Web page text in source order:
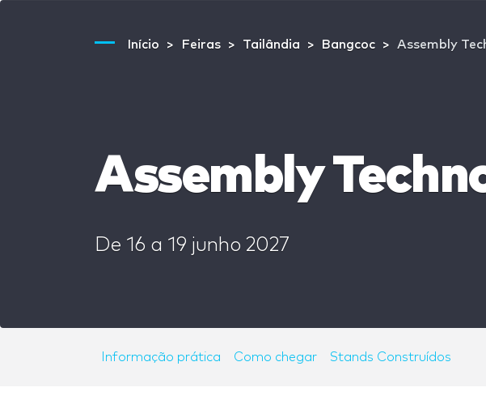
Início Feiras Tailândia Bangcoc Assembly
Assembly
De 16 a 19 junho 2027
Informação prática Como chegar Stands Construídos